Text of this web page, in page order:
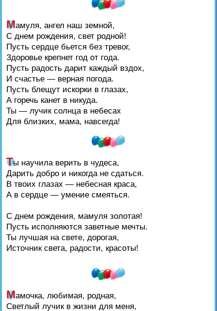
Мамуля, ангел наш земной,
С днем рождения, свет родной!
Пусть сердце бьется без тревог,
Здоровье крепнет год от года.
Пусть радость дарит каждый вздох,
И счастье — верная погода.
Пусть блещут искорки в глазах,
А горечь канет в никуда.
Ты — лучик солнца в небесах
Для близких, мама, навсегда!
Ты научила верить в чудеса,
Дарить добро и никогда не сдаться.
В твоих глазах — небесная краса,
А в сердце — умение смеяться.
С днем рождения, мамуля золотая!
Пусть исполняются заветные мечты.
Ты лучшая на свете, дорогая,
Источник света, радости, красоты!
Мамочка, любимая, родная,
Светлый лучик в жизни для меня,